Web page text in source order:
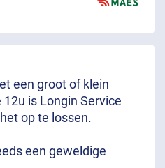
een groot of klein
is Longin Service
op te lossen.
een geweldige